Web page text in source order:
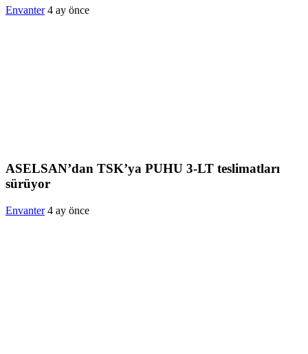
Envanter 4 ay önce
ASELSAN’dan TSK’ya PUHU 3-LT teslimatları
sürüyor
Envanter 4 ay önce